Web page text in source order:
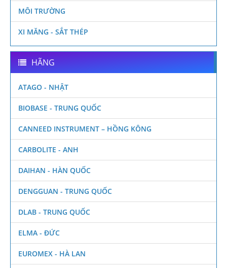
MÔI TRƯỜNG
XI MĂNG - SẮT THÉP
HÃNG
ATAGO - NHẬT
BIOBASE - TRUNG QUỐC
CANNEED INSTRUMENT – HỒNG KÔNG
CARBOLITE - ANH
DAIHAN - HÀN QUỐC
DENGGUAN - TRUNG QUỐC
DLAB - TRUNG QUỐC
ELMA - ĐỨC
EUROMEX - HÀ LAN